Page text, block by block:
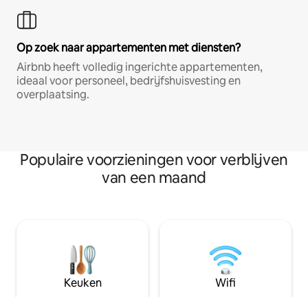
Op zoek naar appartementen met diensten?
Airbnb heeft volledig ingerichte appartementen,
ideaal voor personeel, bedrijfshuisvesting en
overplaatsing.
Populaire voorzieningen voor verblijven
van een maand
Keuken Wifi